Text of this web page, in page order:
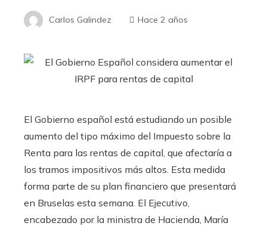
Carlos Galindez Hace 2 años
El Gobierno español está estudiando un posible
aumento del tipo máximo del Impuesto sobre la
Renta para las rentas de capital, que afectaría a
los tramos impositivos más altos. Esta medida
forma parte de su plan financiero que presentará
en Bruselas esta semana. El Ejecutivo,
encabezado por la ministra de Hacienda, María